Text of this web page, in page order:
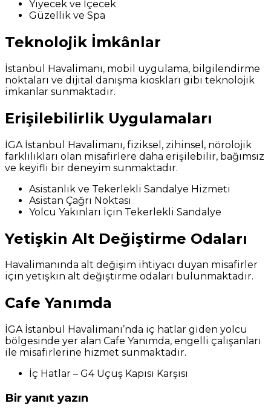
Yiyecek ve İçecek
Güzellik ve Spa
Teknolojik İmkânlar
İstanbul Havalimanı, mobil uygulama, bilgilendirme
noktaları ve dijital danışma kioskları gibi teknolojik
imkanlar sunmaktadır.
Erişilebilirlik Uygulamaları
İGA İstanbul Havalimanı, fiziksel, zihinsel, nörolojik
farklılıkları olan misafirlere daha erişilebilir, bağımsız
ve keyifli bir deneyim sunmaktadır.
Asistanlık ve Tekerlekli Sandalye Hizmeti
Asistan Çağrı Noktası
Yolcu Yakınları İçin Tekerlekli Sandalye
Yetişkin Alt Değiştirme Odaları
Havalimanında alt değişim ihtiyacı duyan misafirler
için yetişkin alt değiştirme odaları bulunmaktadır.
Cafe Yanımda
İGA İstanbul Havalimanı’nda iç hatlar giden yolcu
bölgesinde yer alan Cafe Yanımda, engelli çalışanları
ile misafirlerine hizmet sunmaktadır.
İç Hatlar – G4 Uçuş Kapısı Karşısı
Bir yanıt yazın